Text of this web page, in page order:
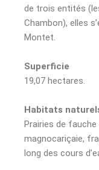
de trois entités
Chambon), elles
Montet.
Superficie
19,07 hectares.
Habitats
Prairies de
magnocariçaie,
long des cours